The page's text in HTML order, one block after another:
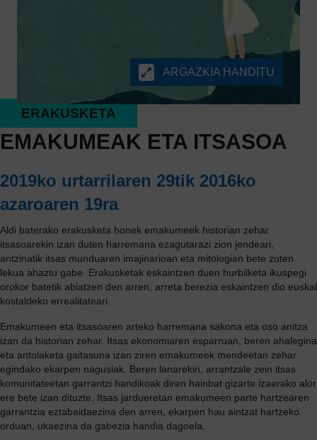
ERAKUSKETA
EMAKUMEAK ETA ITSASOA
2019ko urtarrilaren 29tik 2016ko
azaroaren 19ra
Aldi baterako erakusketa honek emakumeek historian zehar
itsasoarekin izan duten harremana ezagutarazi zion jendeari,
antzinatik itsas munduaren imajinarioan eta mitologian bete zuten
lekua ahaztu gabe. Erakusketak eskaintzen duen hurbilketa ikuspegi
orokor batetik abiatzen den arren, arreta berezia eskaintzen dio euskal
kostaldeko errealitateari.
Emakumeen eta itsasoaren arteko harremana sakona eta oso anitza
izan da historian zehar. Itsas ekonomiaren esparruan, beren ahalegina
eta antolaketa gaitasuna izan ziren emakumeek mendeetan zehar
egindako ekarpen nagusiak. Beren lanarekin, arrantzale zein itsas
komunitateetan garrantzi handikoak diren hainbat gizarte izaerako alor
ere bete izan dituzte. Itsas jardueretan emakumeen parte hartzearen
garrantzia eztabaidaezina den arren, ekarpen hau aintzat hartzeko
orduan, ukaezina da gabezia handia dagoela.
ARGAZKIA HANDITU